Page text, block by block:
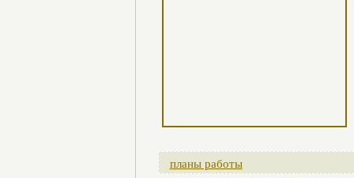
планы работы